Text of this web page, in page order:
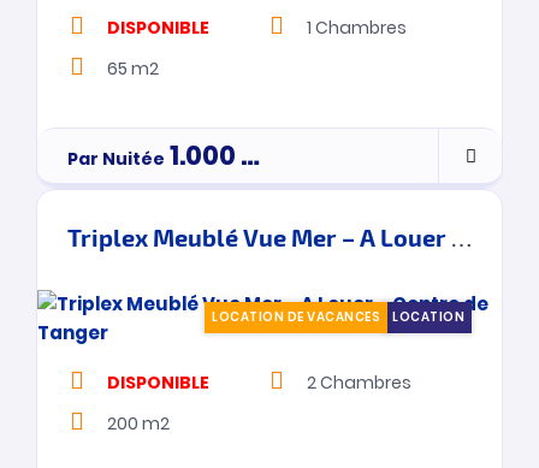
DISPONIBLE 1 Chambres
65 m2
Par Nuitée 1.000Dh
Triplex Meublé Vue Mer – A Louer – Centre de Tanger
LOCATION
LOCATION DE VACANCES
DISPONIBLE 2Chambres
200 m2